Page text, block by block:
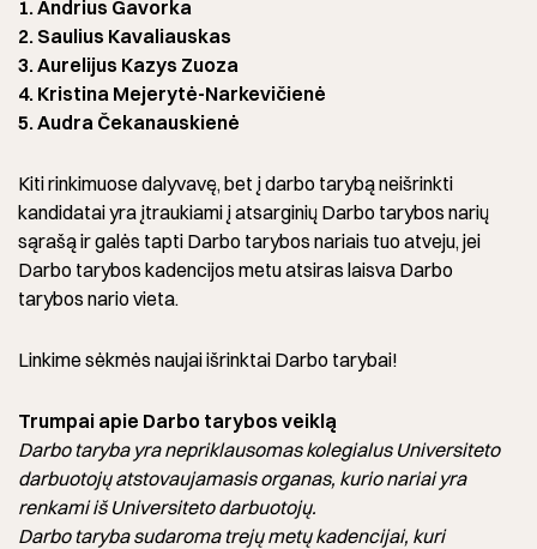
1. Andrius Gavorka
2. Saulius Kavaliauskas
3. Aurelijus Kazys Zuoza
4. Kristina Mejerytė-Narkevičienė
5. Audra Čekanauskienė
Kiti rinkimuose dalyvavę, bet į darbo tarybą neišrinkti
kandidatai yra įtraukiami į atsarginių Darbo tarybos narių
sąrašą ir galės tapti Darbo tarybos nariais tuo atveju, jei
Darbo tarybos kadencijos metu atsiras laisva Darbo
tarybos nario vieta.
Linkime sėkmės naujai išrinktai Darbo tarybai!
Trumpai apie Darbo tarybos veiklą
Darbo taryba yra nepriklausomas kolegialus Universiteto
darbuotojų atstovaujamasis organas, kurio nariai yra
renkami iš Universiteto darbuotojų.
Darbo taryba sudaroma trejų metų kadencijai, kuri